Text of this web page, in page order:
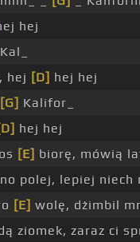
hej
hej [D] hej hej
[G] Kalifor_
hej hej
[E] biorę, mówią
polej, lepiej niech
[E] wolę, dżimbil
ziomek, zaraz ci